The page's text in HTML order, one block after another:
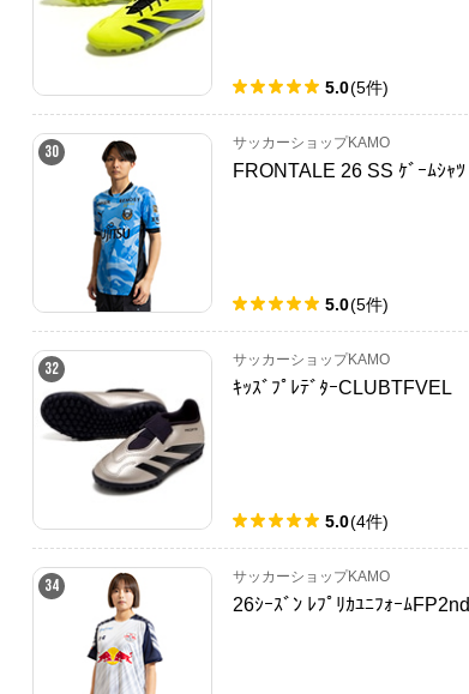
5.0(5件)
30 サッカーショップKAMO
FRONTALE 26 SS ｹﾞｰﾑｼｬﾂ
5.0(5件)
32 サッカーショップKAMO
ｷｯｽﾞﾌﾟﾚﾃﾞﾀｰCLUBTFVEL
5.0(4件)
34 サッカーショップKAMO
26ｼｰｽﾞﾝ ﾚﾌﾟﾘｶﾕﾆﾌｫｰﾑFP2nd